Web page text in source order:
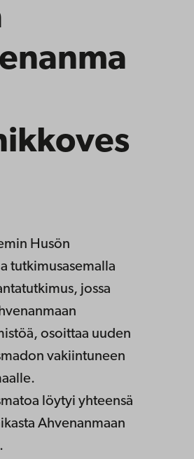
Husön
tutkimusasemalla
jossa
osoittaa uuden
vakiintuneen
löytyi yhteensä
Ahvenanmaan